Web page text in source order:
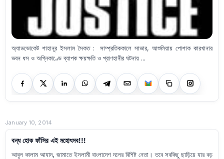
অ্যাডভোকেট শাহানূর ইসলাম সৈকত : সাম্প্রতিককালে সাভার, আশুলিয়ায় পোশাক কারখানার
ভবন ধস ও অগ্নিকাণ্ডে ব্যাপক ক্ষয়ক্ষতি ও প্রাণহানীর ঘটনায় ...
January 10, 2014
বন্ধ হোক ফাঁসির এই মহোৎসব!!!
আবুল কালাম আযাদ, জামাতে ইসলামী বাংলাদেশ দলের বিশিষ্ট নেতা। তবে সবকিছু ছাড়িয়ে যার বড়